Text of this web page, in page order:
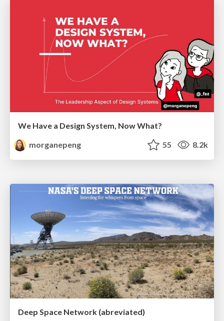
We Have a Design System, Now What?
morganepeng
55 8.2k
Deep Space Network (abreviated)